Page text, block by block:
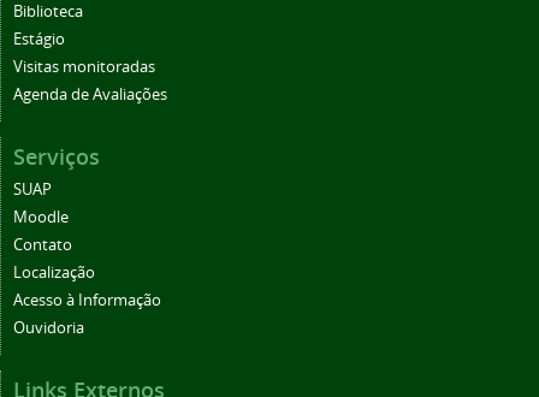
Biblioteca
Estágio
Visitas monitoradas
Agenda de Avaliações
Serviços
SUAP
Moodle
Contato
Localização
Acesso à Informação
Ouvidoria
Links Externos